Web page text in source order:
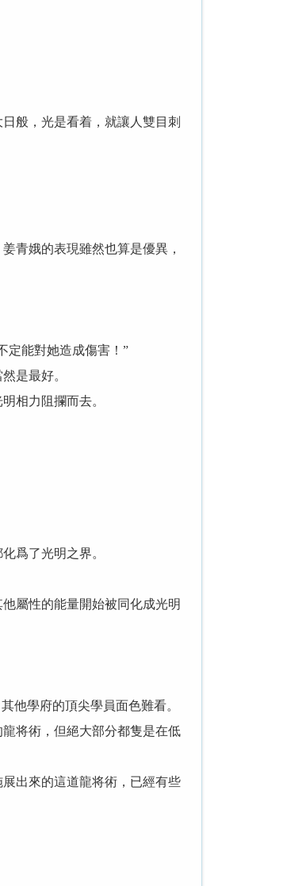
般，光是看着，就讓人雙目刺
青娥的表現雖然也算是優異，
能對她造成傷害！”
是最好。
相力阻攔而去。
爲了光明之界。
屬性的能量開始被同化成光明
學府的頂尖學員面色難看。
将術，但絕大部分都隻是在低
出來的這道龍将術，已經有些